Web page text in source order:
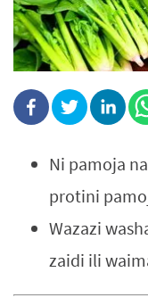
Ni pamoja
protini
Wazazi
zaidi ili